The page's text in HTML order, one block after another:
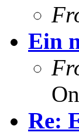
Ein
Re: